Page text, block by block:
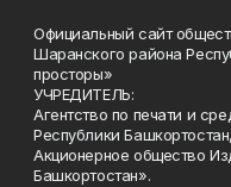
Официальный сайт
Шаранского района
просторы»
УЧРЕДИТЕЛЬ:
Агентство по печати и
Республики Башкортостан,
Акционерное общество
Башкортостан».